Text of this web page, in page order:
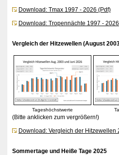
Download: Tmax 1997 - 2026 (Pdf)
Download: Tropennächte 1997 -
Vergleich der Hitzewellen (August
Tageshöchstwerte
(Bitte anklicken zum vergrößern!)
Download: Vergleich der Hitzewellen
Sommertage und Heiße Tage 2025